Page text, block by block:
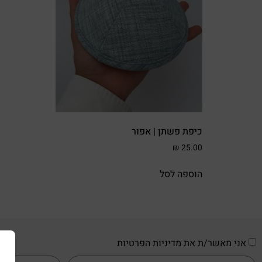
כיפת פשתן | אפור
₪ 25.00
הוספה לסל
אני מאשר/ת את מדיניות הפרטיות